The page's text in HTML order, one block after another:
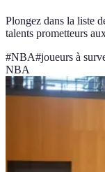
Plongez dans la liste
talents prometteurs
#NBA#joueurs à
NBA